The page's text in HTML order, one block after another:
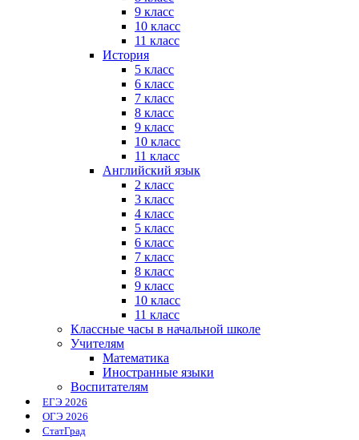
9 класс
10 класс
11 класс
История
5 класс
6 класс
7 класс
8 класс
9 класс
10 класс
11 класс
Английский язык
2 класс
3 класс
4 класс
5 класс
6 класс
7 класс
8 класс
9 класс
10 класс
11 класс
Классные часы в начальной школе
Учителям
Математика
Иностранные языки
Воспитателям
ЕГЭ 2026
ОГЭ 2026
СтатГрад